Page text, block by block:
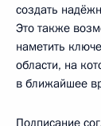
создать
Это также
наметить
области, на
в ближайшее
Подписание